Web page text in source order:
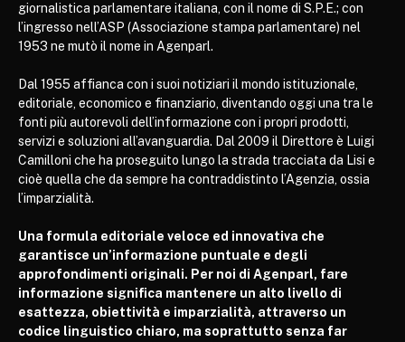
giornalistica parlamentare italiana, con il nome di S.P.E.; con
l’ingresso nell’ASP (Associazione stampa parlamentare) nel
1953 ne mutò il nome in Agenparl.
Dal 1955 affianca con i suoi notiziari il mondo istituzionale,
editoriale, economico e finanziario, diventando oggi una tra le
fonti più autorevoli dell’informazione con i propri prodotti,
servizi e soluzioni all’avanguardia. Dal 2009 il Direttore è Luigi
Camilloni che ha proseguito lungo la strada tracciata da Lisi e
cioè quella che da sempre ha contraddistinto l’Agenzia, ossia
l’imparzialità.
Una formula editoriale veloce ed innovativa che
garantisce un’informazione puntuale e degli
approfondimenti originali. Per noi di Agenparl, fare
informazione significa mantenere un alto livello di
esattezza, obiettività e imparzialità, attraverso un
codice linguistico chiaro, ma soprattutto senza far